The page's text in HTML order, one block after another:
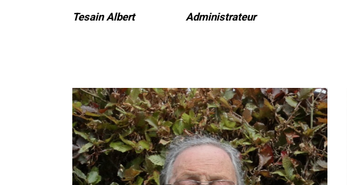
Tesain Albert Administrateur